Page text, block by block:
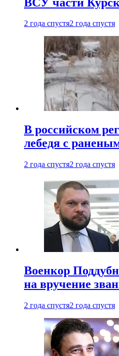
2 года спустя2 года спустя
В российском
лебедя с
2 года спустя2 года спустя
Военкор
на вручение
2 года спустя2 года спустя